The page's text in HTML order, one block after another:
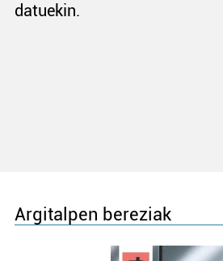
datuekin.
Argitalpen bereziak